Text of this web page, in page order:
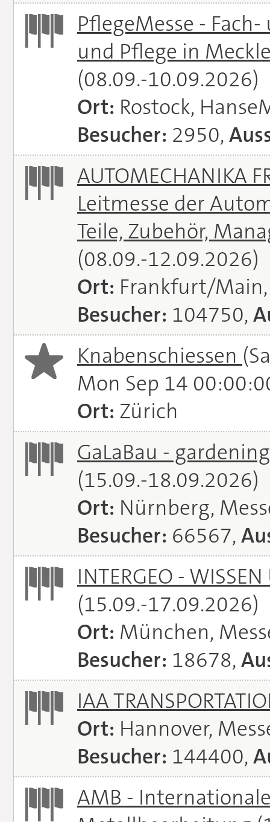
PflegeMesse -
und Pflege in
(08.09.-10.09.2026)
Ort: Rostock,
Besucher: 2950,
AUTOMECHANIKA
Leitmesse der
Teile, Zubehör,
(08.09.-12.09.2026)
Ort: Frankfurt/
Besucher: 104750,
Knabenschiessen
Mon Sep 14
Ort: Zürich
GaLaBau -
(15.09.-18.09.2026)
Ort: Nürnberg,
Besucher: 66567,
INTERGEO -
(15.09.-17.09.2026)
Ort: München,
Besucher: 18678,
IAA
Ort: Hannover,
Besucher: 144400,
AMB -